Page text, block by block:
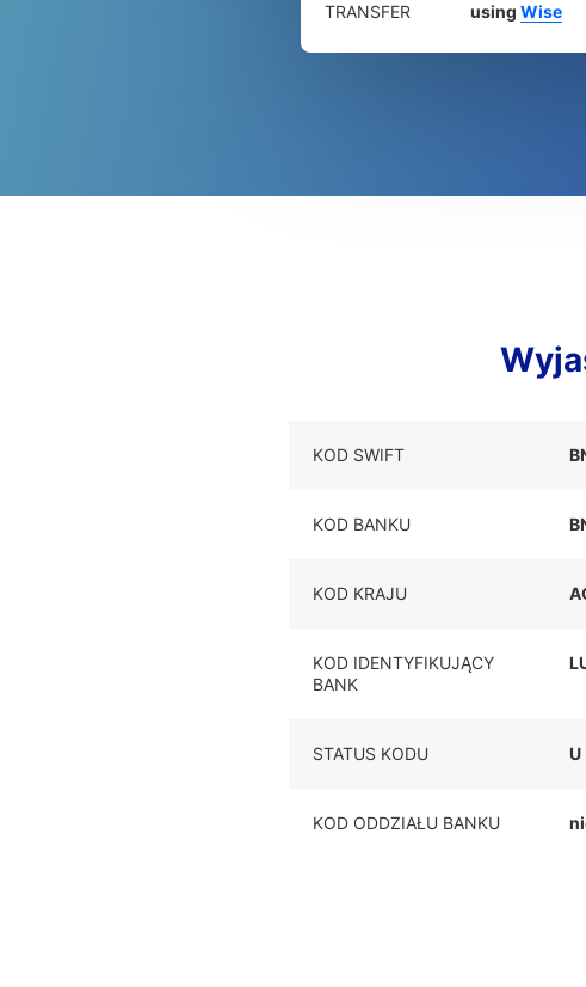
TRANSFER
using Wise
KOD SWIFT
KOD BANKU
KOD KRAJU
KOD IDENTYFIKUJĄCY
BANK
STATUS KODU U
KOD ODDZIAŁU BANKU